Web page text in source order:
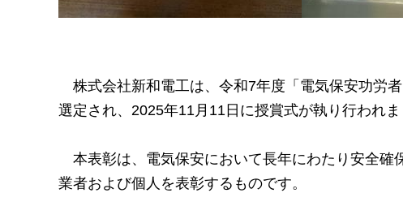
株式会社新和電工は、令和7年度「電気保安功労
選定され、2025年11月11日に授賞式が執り行われま
本表彰は、電気保安において長年にわたり安全確
業者および個人を表彰するものです。